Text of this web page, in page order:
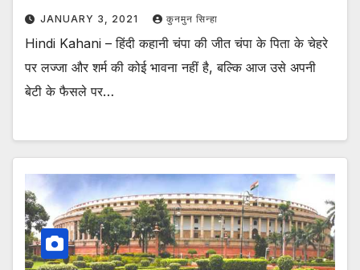
JANUARY 3, 2021 कुनमुन सिन्हा
Hindi Kahani – हिंदी कहानी चंपा की जीत चंपा के पिता के चेहरे
पर लज्जा और शर्म की कोई भावना नहीं है, बल्कि आज उसे अपनी
बेटी के फैसले पर…